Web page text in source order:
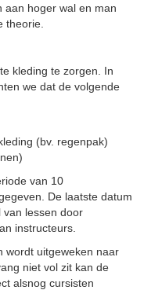
aan hoger wal en man
theorie.
kleding te zorgen. In
we dat de volgende
(bv. regenpak)
van 10
De laatste datum
van lessen door
instructeurs.
wordt uitgeweken naar
niet vol zit kan de
alsnog cursisten